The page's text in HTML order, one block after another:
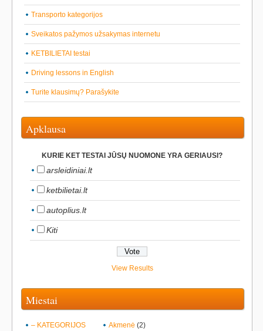
Transporto kategorijos
Sveikatos pažymos užsakymas internetu
KETBILIETAI testai
Driving lessons in English
Turite klausimų? Parašykite
Apklausa
KURIE KET TESTAI JŪSŲ NUOMONE YRA GERIAUSI?
arsleidiniai.lt
ketbilietai.lt
autoplius.lt
Kiti
View Results
Miestai
– KATEGORIJOS
Akmenė (2)